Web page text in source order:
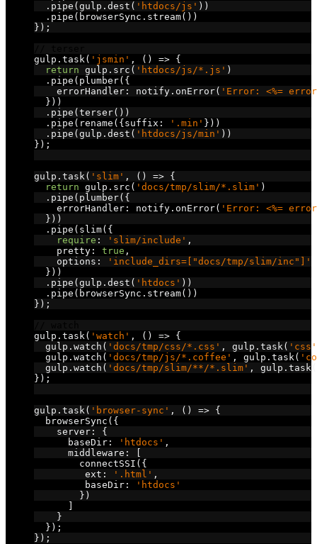
. pipe (gulp . dest ( 'htdocs/js' ))
. pipe ( browserSync . stream())
});
gulp . task ( 'jsmin' , () => {
return gulp . src ( 'htdocs/js/*.js' )
. pipe ( plumber({
    errorHandler
: notify . onError( 'Error: <%=
}))
. pipe (terser())
. pipe ( rename ({suffix : '.min' }))
. pipe (gulp . dest ( 'htdocs/js/min' ))
});
gulp . task ( 'slim' , () => {
return gulp . src ( 'docs/tmp/slim/*.slim' )
. pipe ( plumber({
    errorHandler
: notify . onError( 'Error: <%=
}))
. pipe ( slim({
require : 'slim/include' ,
    pretty
: true ,
    options
:
'include_dirs=["docs/tmp/slim/inc"]'
}))
. pipe (gulp . dest ( 'htdocs' ))
. pipe ( browserSync . stream())
});
gulp . task ( 'watch' , () => {
  gulp
. watch ( 'docs/tmp/css/*.css' , gulp . task ( 'css'
  gulp
. watch ( 'docs/tmp/js/*.coffee' , gulp . task (
  gulp
. watch ( 'docs/tmp/slim/**/*.slim' , gulp . task
});
gulp . task ( 'browser-sync' , () => {
  browserSync
({
    server
:
{
      baseDir
: 'htdocs' ,
      middleware
:
[
        connectSSI
({
         ext
: '.html' ,
         baseDir
:
'htdocs'
})
]
}
});
});